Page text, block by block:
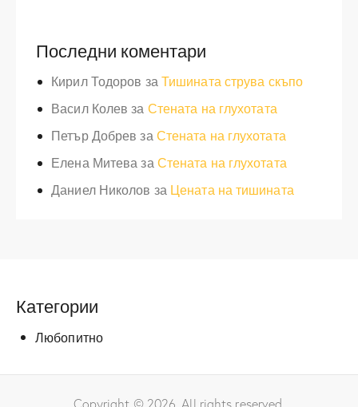
Последни коментари
Кирил Тодоров за Тишината струва скъпо
Васил Колев за Стената на глухотата
Петър Добрев за Стената на глухотата
Елена Митева за Стената на глухотата
Даниел Николов за Цената на тишината
Категории
Любопитно
Copyright © 2026. All rights reserved.